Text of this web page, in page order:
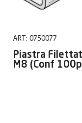
ART: 0750077
Piastra
M8 (Conf